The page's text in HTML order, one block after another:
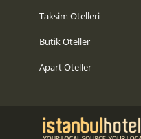
Taksim Otelleri
Butik Oteller
Apart Oteller